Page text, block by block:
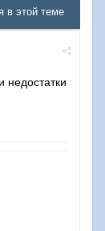
в этой теме